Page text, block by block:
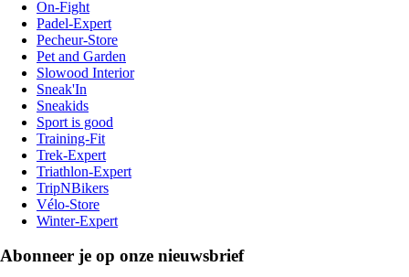
On-Fight
Padel-Expert
Pecheur-Store
Pet and Garden
Slowood Interior
Sneak'In
Sneakids
Sport is good
Training-Fit
Trek-Expert
Triathlon-Expert
TripNBikers
Vélo-Store
Winter-Expert
Abonneer je op onze nieuwsbrief